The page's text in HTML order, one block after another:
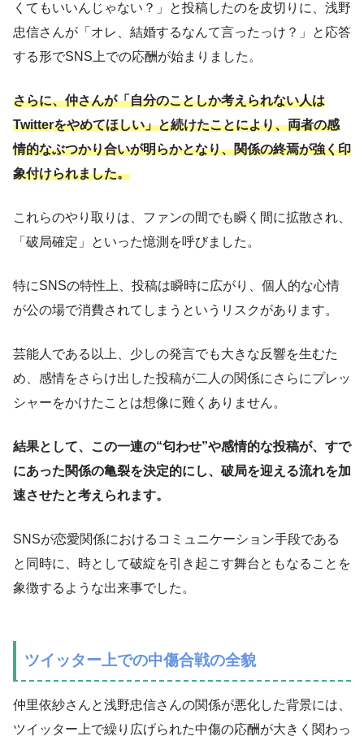
くてもいいんじゃない？」と投稿したのを皮切りに、浅野
忠信さんが「オレ、結婚するなんて言ったっけ？」と応答
する形でSNS上での応酬が始まりました。
さらに、仲さんが「自分のことしか考えられない人は
Twitterをやめてほしい」と続けたことにより、両者の感
情的なぶつかり合いが明らかとなり、関係の終焉が強く印
象付けられました。
これらのやり取りは、ファンの間でも瞬く間に拡散され、
「破局確定」といった憶測を呼びました。
特にSNSの特性上、投稿は瞬時に広がり、個人的な心情
が公の場で消費されてしまうというリスクがあります。
芸能人である以上、少しの発言でも大きな反響を生むた
め、感情をさらけ出した投稿が二人の関係にさらにプレッ
シャーをかけたことは想像に難くありません。
結果として、この一連の“匂わせ”や感情的な投稿が、すで
にあった関係の亀裂を決定的にし、破局を迎える流れを加
速させたと考えられます。
SNSが恋愛関係におけるコミュニケーション手段である
と同時に、時として破綻を引き起こす舞台ともなることを
象徴するような出来事でした。
ツイッター上での中傷合戦の全貌
仲里依紗さんと浅野忠信さんの関係が悪化した背景には、
ツイッター上で繰り広げられた中傷の応酬が大きく関わっ